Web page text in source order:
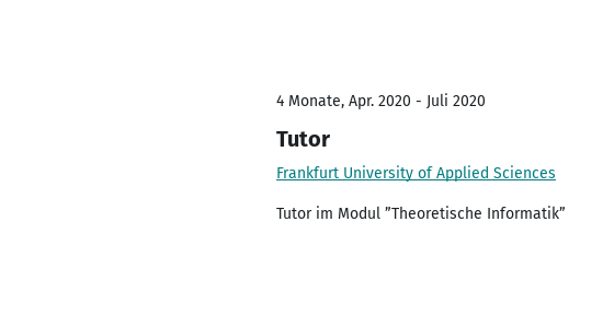
4 Monate, Apr. 2020 - Juli 2020
Tutor
Frankfurt University of Applied Sciences
Tutor im Modul ”Theoretische Informatik”